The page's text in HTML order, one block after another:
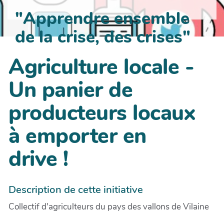
"Apprendre ensemble
de la crise, des crises"
Agriculture locale -
Un panier de
producteurs locaux
à emporter en
drive !
Description de cette initiative
Collectif d'agriculteurs du pays des vallons de Vilaine